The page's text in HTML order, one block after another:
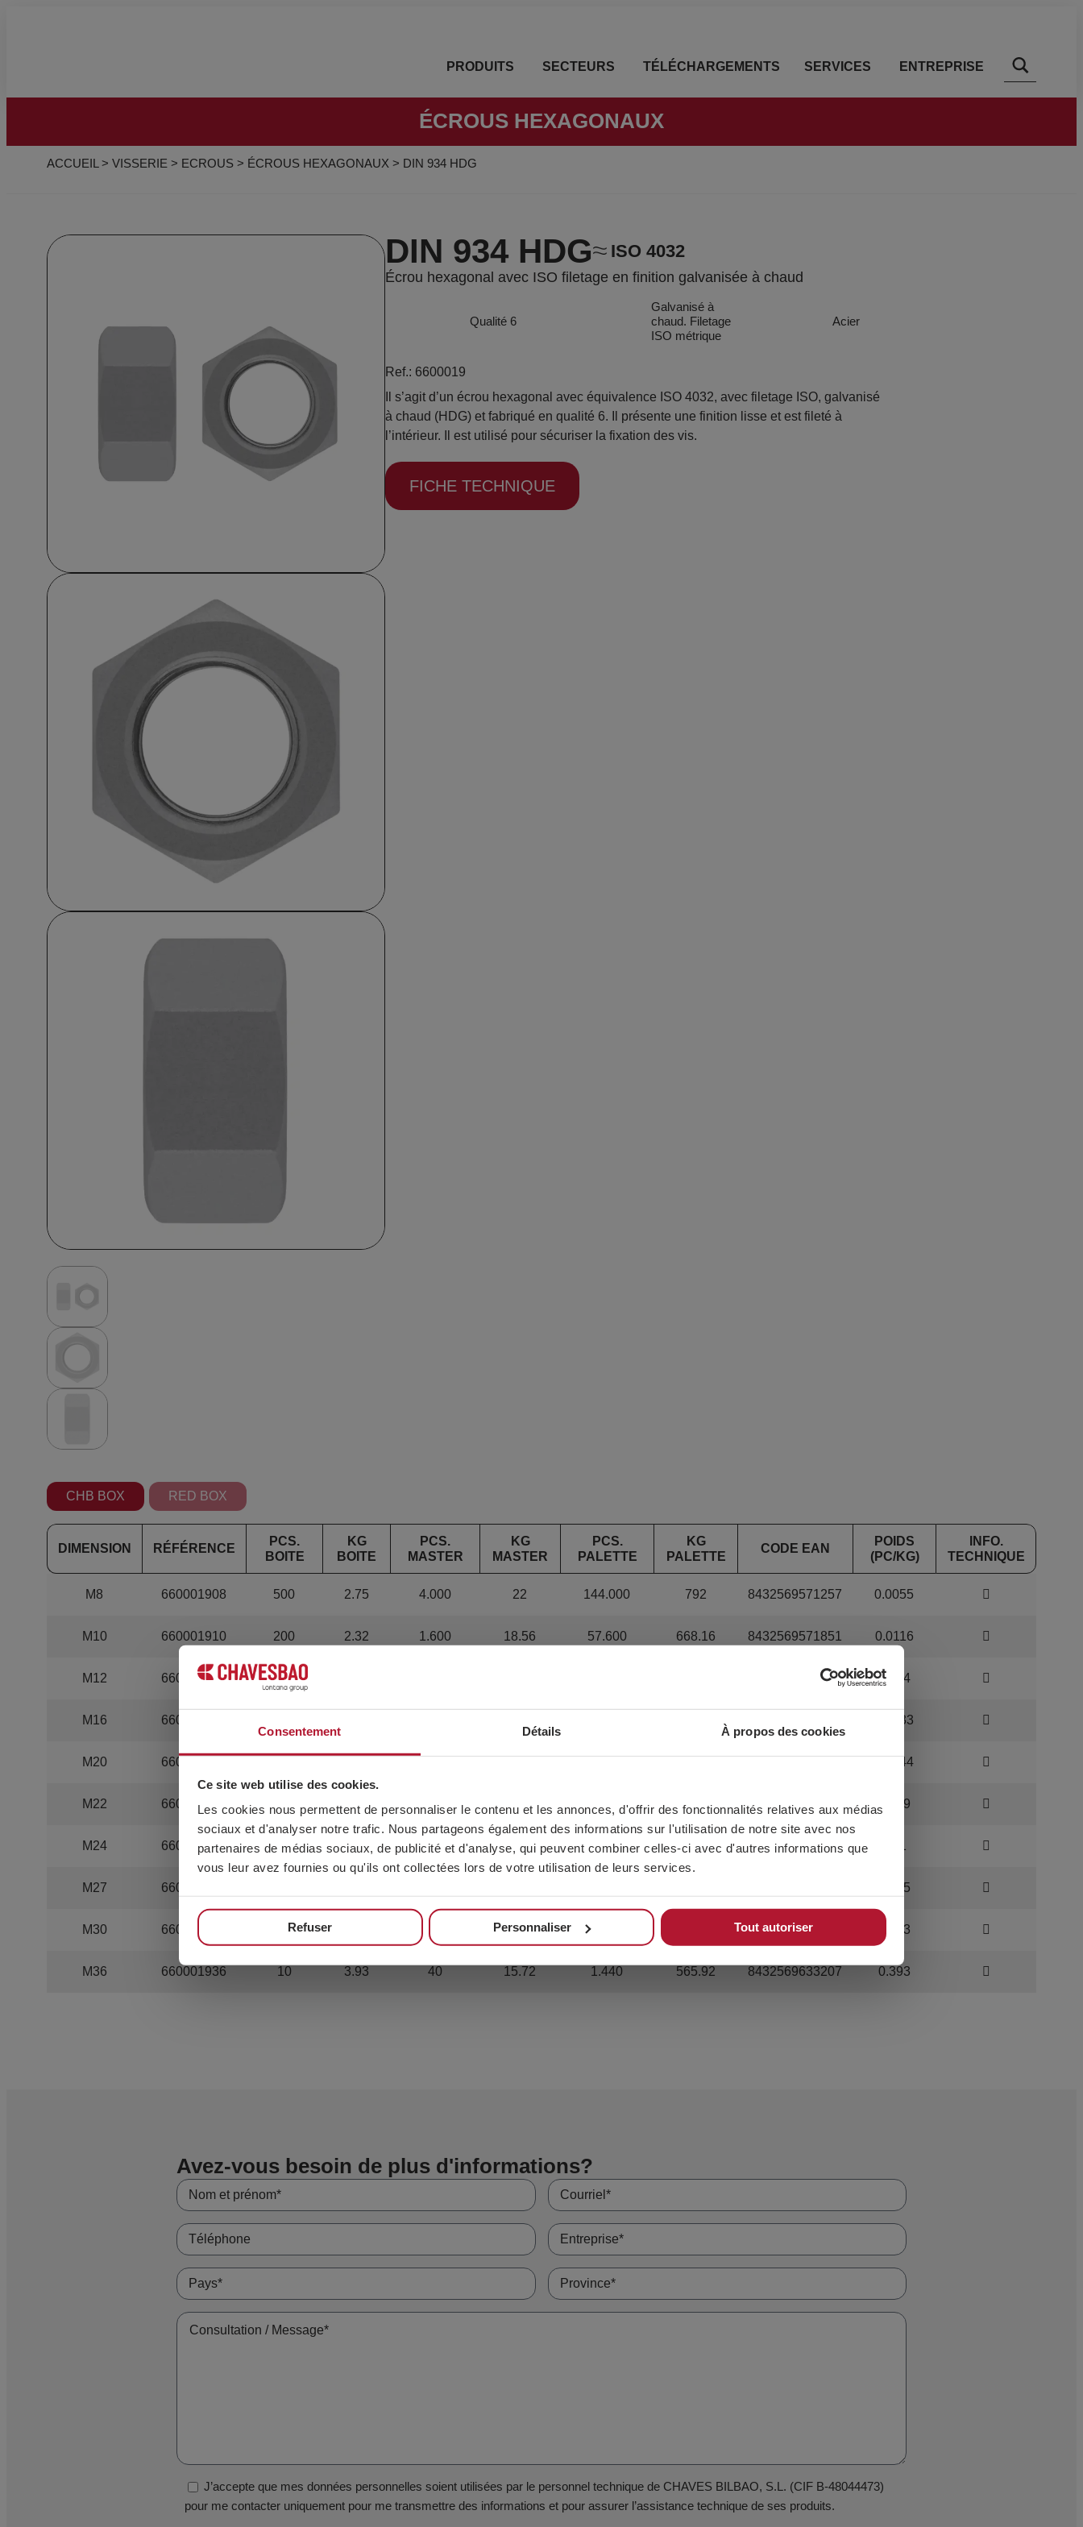
Consentement Détails À propos des cookies
Ce site web utilise des cookies.
Les cookies nous permettent de personnaliser le contenu et les annonces, d'offrir des fonctionnalités relatives aux médias
sociaux et d'analyser notre trafic. Nous partageons également des informations sur l'utilisation de notre site avec nos
partenaires de médias sociaux, de publicité et d'analyse, qui peuvent combiner celles-ci avec d'autres informations que
vous leur avez fournies ou qu'ils ont collectées lors de votre utilisation de leurs services.
Refuser Personnaliser Tout autoriser
PRODUITS SECTEURS TÉLÉCHARGEMENTS SERVICES ENTREPRISE
ÉCROUS HEXAGONAUX
ACCUEIL > VISSERIE > ECROUS > ÉCROUS HEXAGONAUX > DIN 934 HDG
DIN 934 HDG ISO 4032
Écrou hexagonal avec ISO filetage en finition galvanisée à chaud
Qualité 6
Galvanisé à
chaud. Filetage
ISO métrique
Acier
Ref.: 6600019
Il s’agit d’un écrou hexagonal avec équivalence ISO 4032, avec filetage ISO, galvanisé
à chaud (HDG) et fabriqué en qualité 6. Il présente une finition lisse et est fileté à
l’intérieur. Il est utilisé pour sécuriser la fixation des vis.
FICHE TECHNIQUE
CHB BOX RED BOX
DIMENSION RÉFÉRENCE
PCS.
BOITE
KG
BOITE
PCS.
MASTER
KG
MASTER
PCS.
PALETTE
KG
PALETTE
CODE EAN
POIDS
(PC/KG)
INFO.
TECHNIQUE
M8 660001908 500 2.75 4.000 22 144.000 792 8432569571257 0.0055
M10 660001910 200 2.32 1.600 18.56 57.600 668.16 8432569571851 0.0116
M12 660001912 200 8432569571868 0.014
M16 660001916 0.0333
M20 660001920 0.0644
M22 660001922 3.95 200 15.8 568.8 8432569633160 0.079
M24 660001924 50 5.5 200 22 7.200 792 8432569571899
M27 660001927 0.165
M30 660001930 25 16.725 2.700 8432569633184 0.223
M36 660001936 10 3.93 40 15.72 1.440 565.92 8432569633207 0.393
Avez-vous besoin de plus d'informations?
J’accepte que mes données personnelles soient utilisées par le personnel technique de CHAVES BILBAO, S.L. (CIF B-48044473)
pour me contacter uniquement pour me transmettre des informations et pour assurer l’assistance technique de ses produits.